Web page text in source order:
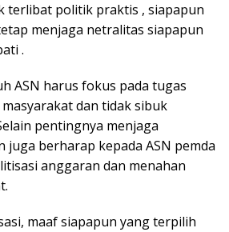
terlibat politik praktis , siapapun
menjaga netralitas siapapun
.
ASN harus fokus pada tugas
dan tidak sibuk
pentingnya menjaga
juga berharap kepada ASN pemda
anggaran dan menahan
maaf siapapun yang terpilih